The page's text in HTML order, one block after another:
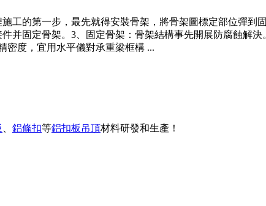
工的第一步，最先就得安裝骨架，將骨架圖標定部位彈到
并固定骨架。3、固定骨架：骨架結構事先開展防腐蝕解
密度，宜用水平儀對承重梁框構 ...
鋁條扣等鋁扣板吊頂材料研發和生產！